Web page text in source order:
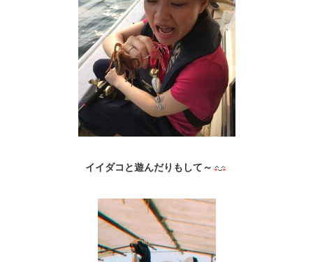
イイダコと遊んだりもして～